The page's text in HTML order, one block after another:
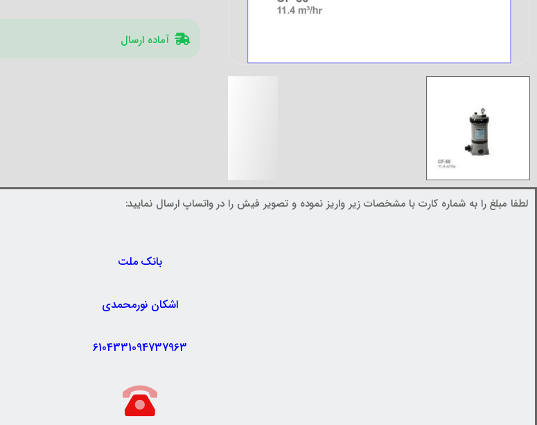
آماده ارسال
لطفا مبلغ را به شماره کارت با مشخصات زیر واریز نموده و تصویر فیش را در واتساپ ارسال نمایید:
بانک ملت
اشکان نورمحمدی
6104331094737963